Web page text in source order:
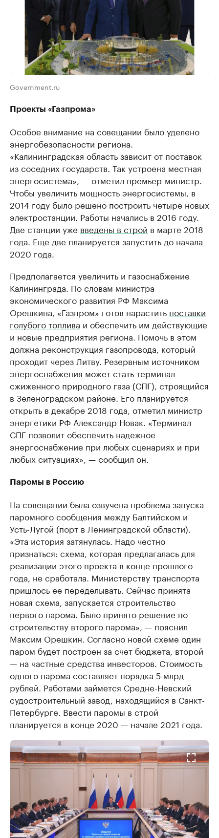
Government.ru
Проекты «Газпрома»
Особое внимание на совещании было уделено
энергобезопасности региона.
«Калининградская область зависит от поставок
из соседних государств. Так устроена местная
энергосистема», — отметил премьер-министр.
Чтобы увеличить мощность энергосистемы, в
2014 году было решено построить четыре новых
электростанции. Работы начались в 2016 году.
Две станции уже введены в строй в марте 2018
года. Еще две планируется запустить до начала
2020 года.
Предполагается увеличить и газоснабжение
Калининграда. По словам министра
экономического развития РФ Максима
Орешкина, «Газпром» готов нарастить поставки
голубого топлива и обеспечить им действующие
и новые предприятия региона. Помочь в этом
должна реконструкция газопровода, который
проходит через Литву. Резервным источником
энергоснабжения может стать терминал
сжиженного природного газа (СПГ), строящийся
в Зеленоградском районе. Его планируется
открыть в декабре 2018 года, отметил министр
энергетики РФ Александр Новак. «Терминал
СПГ позволит обеспечить надежное
энергоснабжение при любых сценариях и при
любых ситуациях», — сообщил он.
Паромы в Россию
На совещании была озвучена проблема запуска
паромного сообщения между Балтийском и
Усть-Лугой (порт в Ленинградской области).
«Эта история затянулась. Надо честно
признаться: схема, которая предлагалась для
реализации этого проекта в конце прошлого
года, не сработала. Министерству транспорта
пришлось ее переделывать. Сейчас принята
новая схема, запускается строительство
первого парома. Было принято решение по
строительству второго парома», — пояснил
Максим Орешкин. Согласно новой схеме один
паром будет построен за счет бюджета, второй
— на частные средства инвесторов. Стоимость
одного парома составляет порядка 5 млрд
рублей. Работами займется Средне-Невский
судостроительный завод, находящийся в Санкт-
Петербурге. Ввести паромы в строй
планируется в конце 2020 — начале 2021 года.